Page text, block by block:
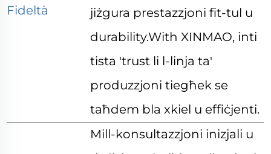
Fideltà
jiżgura prestazzjoni fit-tul u
durability.With XINMAO, inti
tista 'trust li l-linja ta'
produzzjoni tiegħek se
taħdem bla xkiel u effiċjenti.
Mill-konsultazzjoni inizjali u